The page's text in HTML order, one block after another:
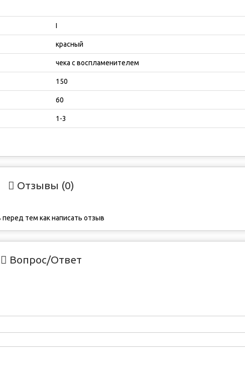
I
красный
чека с воспламенителем
150
60
1-3
Отзывы (0)
перед тем как написать отзыв
Вопрос/Ответ